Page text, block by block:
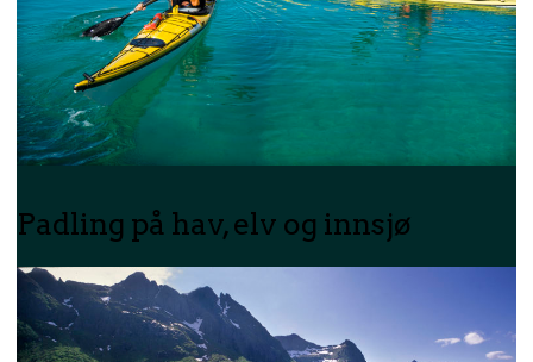
Padling på hav, elv og innsjø